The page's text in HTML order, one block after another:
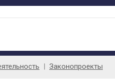
Законопроекты